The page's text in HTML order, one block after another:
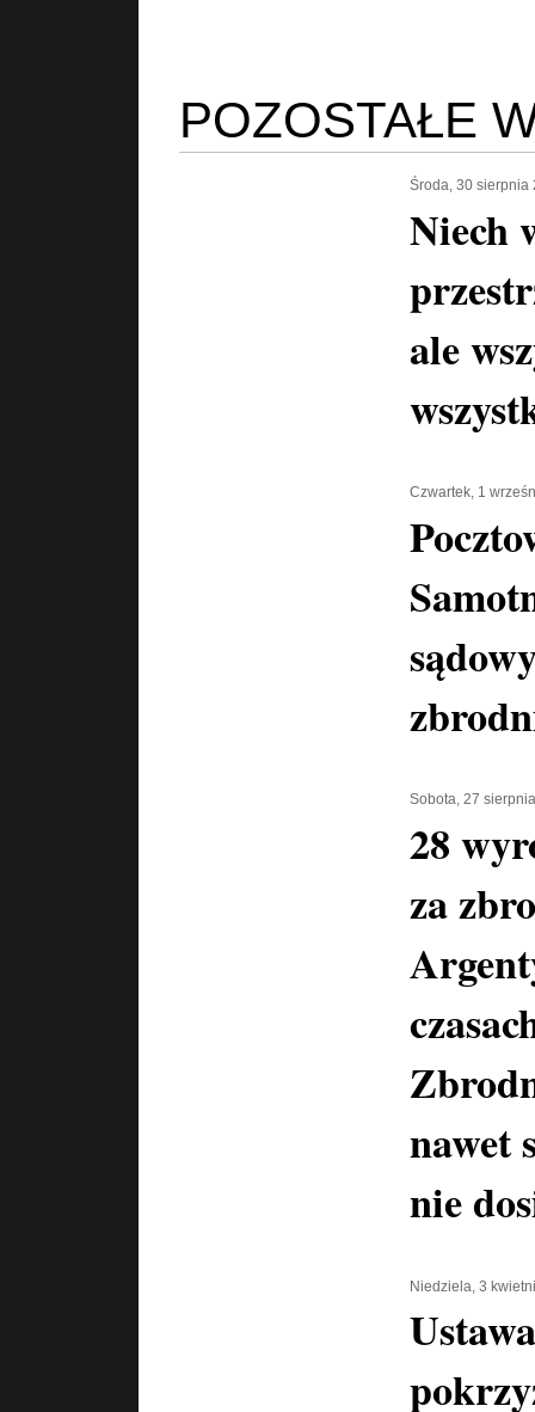
POZOSTAŁE
Środa, 30 sierpnia
Niech
ale
Czwartek, 1
Sobota, 27
28
za
nawet
nie
Niedziela, 3